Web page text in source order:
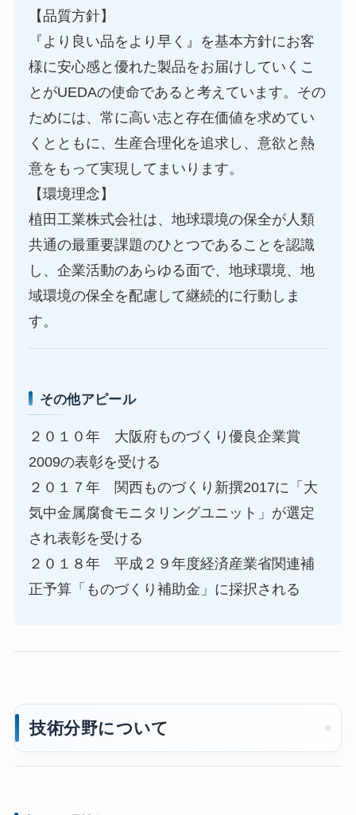
【品質方針】
『より良い品をより早く』を基本方針にお客
様に安心感と優れた製品をお届けしていくこ
とがUEDAの使命であると考えています。その
ためには、常に高い志と存在価値を求めてい
くとともに、生産合理化を追求し、意欲と熱
意をもって実現してまいります。
【環境理念】
植田工業株式会社は、地球環境の保全が人類
共通の最重要課題のひとつであることを認識
し、企業活動のあらゆる面で、地球環境、地
域環境の保全を配慮して継続的に行動しま
す。
その他アピール
２０１０年 大阪府ものづくり優良企業賞
2009の表彰を受ける
２０１７年 関西ものづくり新撰2017に「大
気中金属腐食モニタリングユニット」が選定
され表彰を受ける
２０１８年 平成２９年度経済産業省関連補
正予算「ものづくり補助金」に採択される
技術分野について